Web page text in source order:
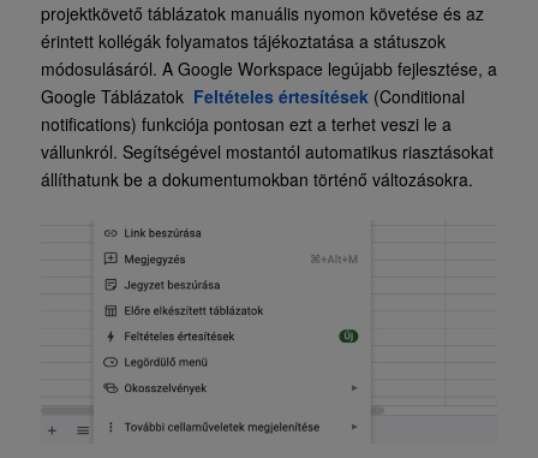
projektkövető táblázatok manuális nyomon követése és az
érintett kollégák folyamatos tájékoztatása a státuszok
módosulásáról. A Google Workspace legújabb fejlesztése, a
Google Táblázatok Feltételes értesítések(Conditional
notifications) funkciója pontosan ezt a terhet veszi le a
vállunkról. Segítségével mostantól automatikus riasztásokat
állíthatunk be a dokumentumokban történő változásokra.